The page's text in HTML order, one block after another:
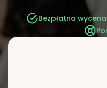
Bezpłatna wycena